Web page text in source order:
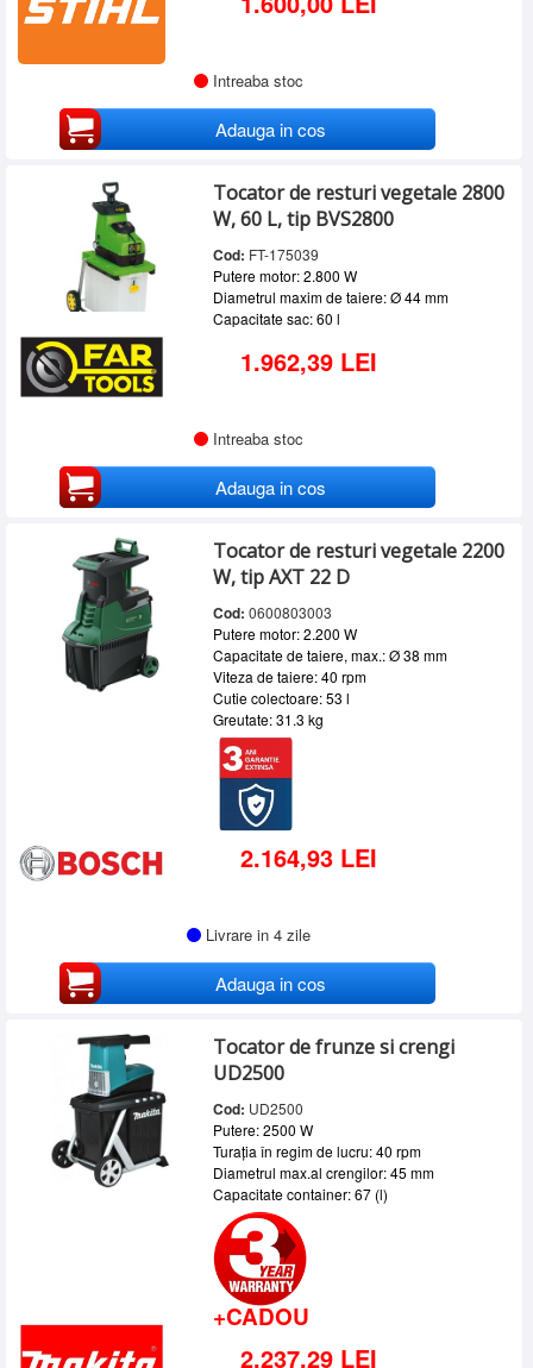
Intreaba stoc
Adauga in cos
Tocator de resturi vegetale 2800
W, 60 L, tip BVS2800
Cod: FT-175039
Putere motor: 2.800 W
Diametrul maxim de taiere: Ø 44 mm
Capacitate sac: 60 l
1.962,39 LEI
Intreaba stoc
Adauga in cos
Tocator de resturi vegetale 2200
W, tip AXT 22 D
Cod: 0600803003
Putere motor: 2.200 W
Capacitate de taiere, max.: Ø 38 mm
Viteza de taiere: 40 rpm
Cutie colectoare: 53 l
Greutate: 31.3 kg
2.164,93 LEI
Livrare in 4 zile
Adauga in cos
Tocator de frunze si crengi
UD2500
Cod: UD2500
Putere: 2500 W
Turația în regim de lucru: 40 rpm
Diametrul max.al crengilor: 45 mm
Capacitate container: 67 (l)
+CADOU
2.237,29 LEI